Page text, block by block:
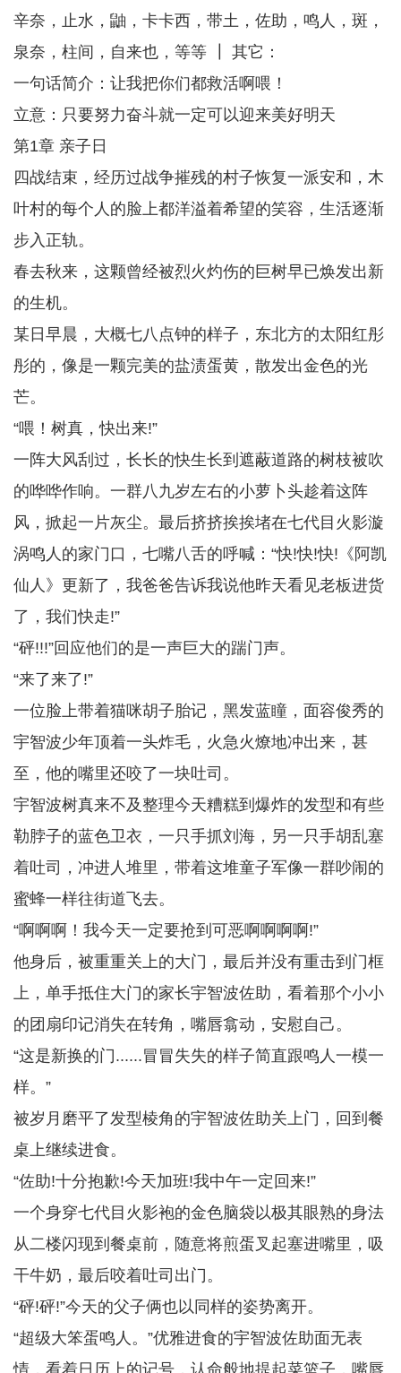
辛奈，止水，鼬，卡卡西，带土，佐助，鸣人，斑，
泉奈，柱间，自来也，等等 ┃ 其它：
一句话简介：让我把你们都救活啊喂！
立意：只要努力奋斗就一定可以迎来美好明天
第1章 亲子日
四战结束，经历过战争摧残的村子恢复一派安和，木
叶村的每个人的脸上都洋溢着希望的笑容，生活逐渐
步入正轨。
春去秋来，这颗曾经被烈火灼伤的巨树早已焕发出新
的生机。
某日早晨，大概七八点钟的样子，东北方的太阳红彤
彤的，像是一颗完美的盐渍蛋黄，散发出金色的光
芒。
“喂！树真，快出来!”
一阵大风刮过，长长的快生长到遮蔽道路的树枝被吹
的哗哗作响。一群八九岁左右的小萝卜头趁着这阵
风，掀起一片灰尘。最后挤挤挨挨堵在七代目火影漩
涡鸣人的家门口，七嘴八舌的呼喊：“快!快!快!《阿凯
仙人》更新了，我爸爸告诉我说他昨天看见老板进货
了，我们快走!”
“砰!!!”回应他们的是一声巨大的踹门声。
“来了来了!”
一位脸上带着猫咪胡子胎记，黑发蓝瞳，面容俊秀的
宇智波少年顶着一头炸毛，火急火燎地冲出来，甚
至，他的嘴里还咬了一块吐司。
宇智波树真来不及整理今天糟糕到爆炸的发型和有些
勒脖子的蓝色卫衣，一只手抓刘海，另一只手胡乱塞
着吐司，冲进人堆里，带着这堆童子军像一群吵闹的
蜜蜂一样往街道飞去。
“啊啊啊！我今天一定要抢到可恶啊啊啊啊!”
他身后，被重重关上的大门，最后并没有重击到门框
上，单手抵住大门的家长宇智波佐助，看着那个小小
的团扇印记消失在转角，嘴唇翕动，安慰自己。
“这是新换的门......冒冒失失的样子简直跟鸣人一模一
样。”
被岁月磨平了发型棱角的宇智波佐助关上门，回到餐
桌上继续进食。
“佐助!十分抱歉!今天加班!我中午一定回来!”
一个身穿七代目火影袍的金色脑袋以极其眼熟的身法
从二楼闪现到餐桌前，随意将煎蛋叉起塞进嘴里，吸
干牛奶，最后咬着吐司出门。
“砰!砰!”今天的父子俩也以同样的姿势离开。
“超级大笨蛋鸣人。”优雅进食的宇智波佐助面无表
情，看着日历上的记号，认命般地提起菜篮子，嘴唇